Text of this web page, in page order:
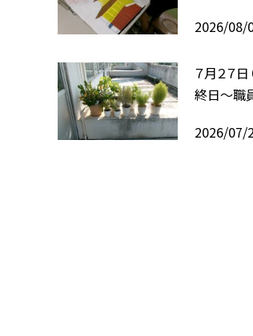
2026/08/
７月２７
終日～職
2026/07/